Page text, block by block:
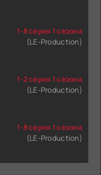
1-8 серия 1 сезона
(LE-Production)
1-2 серия 1 сезона
(LE-Production)
1-8 серия 1 сезона
(LE-Production)